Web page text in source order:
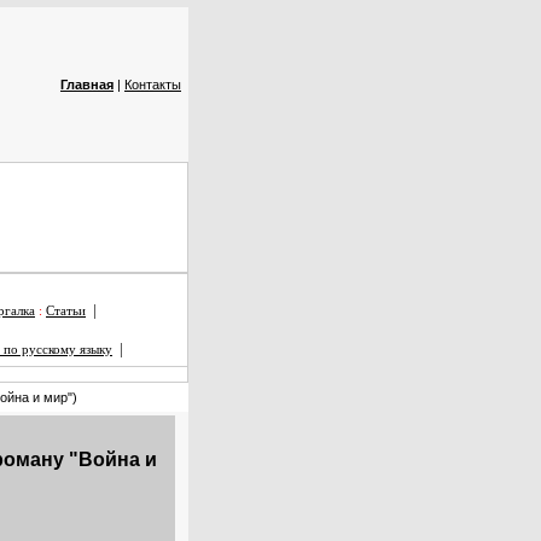
Главная | Контакты
: Статьи |
русскому языку |
и мир")
"Война и